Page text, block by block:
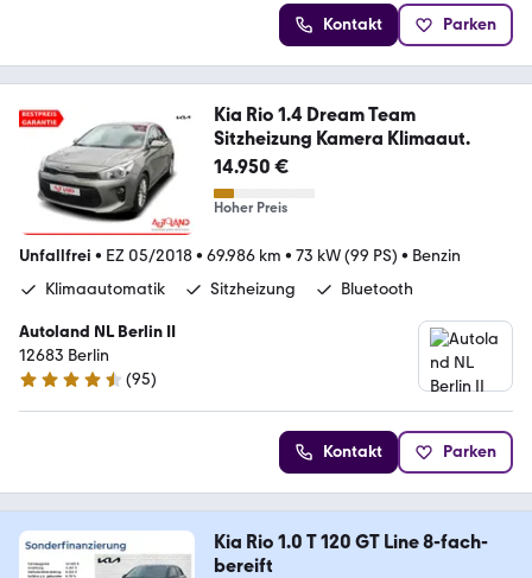
Kontakt Parken
Kia Rio 1.4 Dream Team
Sitzheizung Kamera Klimaaut.
14.950 €
Hoher Preis
Unfallfrei • EZ 05/2018• 69.986 km • 73 kW (99 PS) • Benzin
Klimaautomatik
Sitzheizung Bluetooth
Autoland NL Berlin II
12683 Berlin
4.7 Sterne
(95)
Kontakt Parken
Kia Rio 1.0 T 120 GT Line 8-fach-
bereift